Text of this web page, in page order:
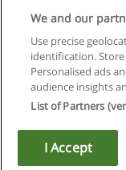
Copyright ©
We and our
Use precise
identification.
Personalised ads
audience insights
List of Partners
I Accept